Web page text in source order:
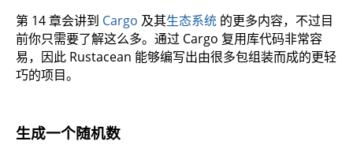
第 14 章会讲到 Cargo 及其生态系统 的更多内容，不过目
前你只需要了解这么多。通过 Cargo 复用库代码非常容
易，因此 Rustacean 能够编写出由很多包组装而成的更轻
巧的项目。
生成一个随机数